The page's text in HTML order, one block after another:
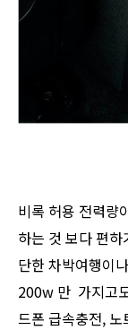
비록 허용 전력량
하는 것 보다 편
단한 차박여행이
200w 만 가지고
드폰 급속충전, 노